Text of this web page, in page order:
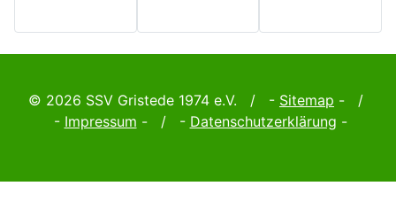
© 2026 SSV Gristede 1974 e.V. / - Sitemap - /
- Impressum - / - Datenschutzerklärung -